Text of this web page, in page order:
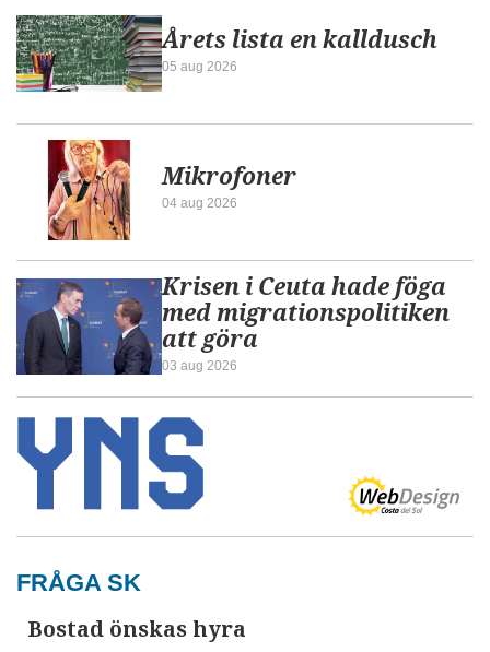
Årets lista en kalldusch
05 aug 2026
Mikrofoner
04 aug 2026
Krisen i Ceuta hade föga
med migrationspolitiken
att göra
03 aug 2026
FRÅGA SK
Bostad önskas hyra